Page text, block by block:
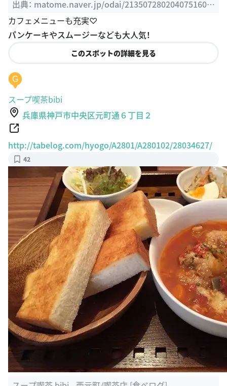
出典： matome.naver.jp/odai/2135072802040751601/
2141631805744042603
カフェメニューも充実♡
パンケーキやスムージーなども大人気！
このスポットの詳細を見る
G
スープ喫茶bibi
兵庫県神戸市中央区元町通６丁目２
http://tabelog.com/hyogo/A2801/A280102/28034627/
42